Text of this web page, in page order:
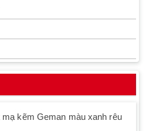
kẽm Geman màu xanh rêu